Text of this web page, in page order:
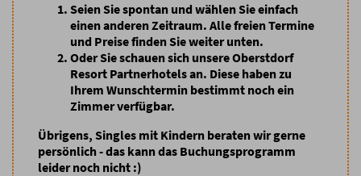
Seien Sie spontan und wählen Sie einfach
einen anderen Zeitraum. Alle freien Termine
und Preise finden Sie weiter unten.
Oder Sie schauen sich unsere Oberstdorf
Resort Partnerhotels an. Diese haben zu
Ihrem Wunschtermin bestimmt noch ein
Zimmer verfügbar.
Übrigens, Singles mit Kindern beraten wir gerne
persönlich - das kann das Buchungsprogramm
leider noch nicht :)